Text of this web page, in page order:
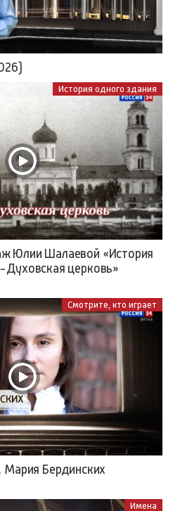
История одного здания
Юлии Шалаевой «История
Духовская церковь»
Смотрите, кто играет
Мария Бердинских
Имена